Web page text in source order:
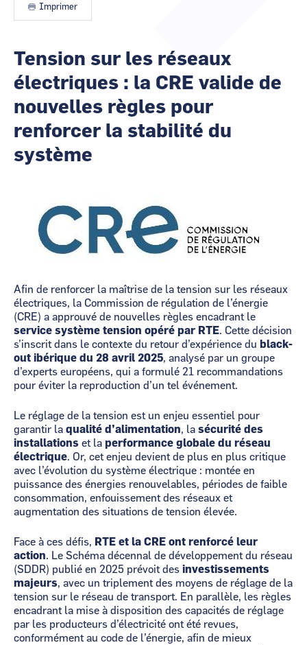
CCI Business
Pays de la Loire
CCI Business
Pays de la Loire
Imprimer
Tension sur les réseaux
électriques : la CRE valide de
nouvelles règles pour
renforcer la stabilité du
système
Image
Afin de renforcer la maîtrise de la tension sur les réseaux
électriques, la Commission de régulation de l’énergie
(CRE) a approuvé de nouvelles règles encadrant le
service système tension opéré par RTE. Cette décision
s’inscrit dans le contexte du retour d’expérience du black-
out ibérique du 28 avril 2025, analysé par un groupe
d’experts européens, qui a formulé 21 recommandations
pour éviter la reproduction d’un tel événement.
Le réglage de la tension est un enjeu essentiel pour
garantir la qualité d’alimentation, la sécurité des
installations et la performance globale du réseau
électrique. Or, cet enjeu devient de plus en plus critique
avec l’évolution du système électrique : montée en
puissance des énergies renouvelables, périodes de faible
consommation, enfouissement des réseaux et
augmentation des situations de tension élevée.
Face à ces défis, RTE et la CRE ont renforcé leur
action. Le Schéma décennal de développement du réseau
(SDDR) publié en 2025 prévoit des investissements
majeurs, avec un triplement des moyens de réglage de la
tension sur le réseau de transport. En parallèle, les règles
encadrant la mise à disposition des capacités de réglage
par les producteurs d’électricité ont été revues,
conformément au code de l’énergie, afin de mieux